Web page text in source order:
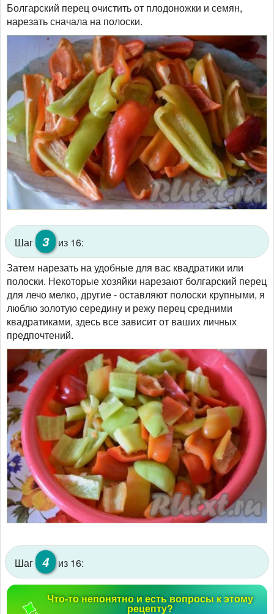
Болгарский перец очистить от плодоножки и семян,
нарезать сначала на полоски.
Шаг 3
из 16:
Затем нарезать на удобные для вас квадратики или
полоски. Некоторые хозяйки нарезают болгарский перец
для лечо мелко, другие - оставляют полоски крупными, я
люблю золотую середину и режу перец средними
квадратиками, здесь все зависит от ваших личных
предпочтений.
Шаг 4 из 16:
Что-то непонятно и есть вопросы к этому
рецепту?